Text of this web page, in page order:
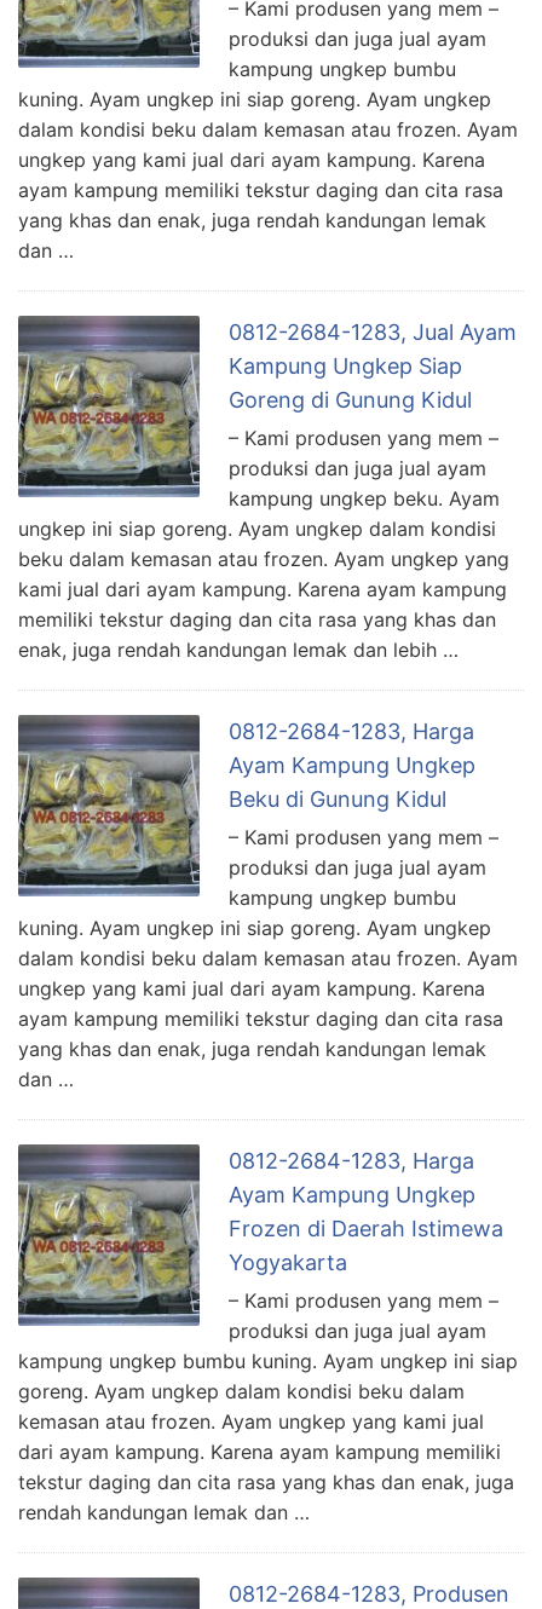
– Kami produsen yang mem –
produksi dan juga jual ayam
kampung ungkep bumbu
kuning. Ayam ungkep ini siap goreng. Ayam ungkep
dalam kondisi beku dalam kemasan atau frozen. Ayam
ungkep yang kami jual dari ayam kampung. Karena
ayam kampung memiliki tekstur daging dan cita rasa
yang khas dan enak, juga rendah kandungan lemak
dan …
0812-2684-1283, Jual Ayam
Kampung Ungkep Siap
Goreng di Gunung Kidul
– Kami produsen yang mem –
produksi dan juga jual ayam
kampung ungkep beku. Ayam
ungkep ini siap goreng. Ayam ungkep dalam kondisi
beku dalam kemasan atau frozen. Ayam ungkep yang
kami jual dari ayam kampung. Karena ayam kampung
memiliki tekstur daging dan cita rasa yang khas dan
enak, juga rendah kandungan lemak dan lebih …
0812-2684-1283, Harga
Ayam Kampung Ungkep
Beku di Gunung Kidul
– Kami produsen yang mem –
produksi dan juga jual ayam
kampung ungkep bumbu
kuning. Ayam ungkep ini siap goreng. Ayam ungkep
dalam kondisi beku dalam kemasan atau frozen. Ayam
ungkep yang kami jual dari ayam kampung. Karena
ayam kampung memiliki tekstur daging dan cita rasa
yang khas dan enak, juga rendah kandungan lemak
dan …
0812-2684-1283, Harga
Ayam Kampung Ungkep
Frozen di Daerah Istimewa
Yogyakarta
– Kami produsen yang mem –
produksi dan juga jual ayam
kampung ungkep bumbu kuning. Ayam ungkep ini siap
goreng. Ayam ungkep dalam kondisi beku dalam
kemasan atau frozen. Ayam ungkep yang kami jual
dari ayam kampung. Karena ayam kampung memiliki
tekstur daging dan cita rasa yang khas dan enak, juga
rendah kandungan lemak dan …
0812-2684-1283, Produsen